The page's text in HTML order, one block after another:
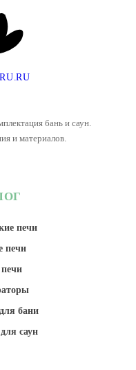
RU.RU
бань и саун.
и материалов.
печи
печи
бани
саун